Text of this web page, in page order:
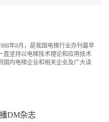
年8月，是我国电梯行业办刊最早
直坚持以电梯技术理论和应用技术
国内电梯企业和相关企业及广大读
DM杂志